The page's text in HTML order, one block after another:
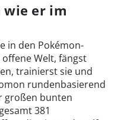
wie er im
in den Pokémon-
Welt, fängst
trainierst sie und
rundenbasierend
großen bunten
381